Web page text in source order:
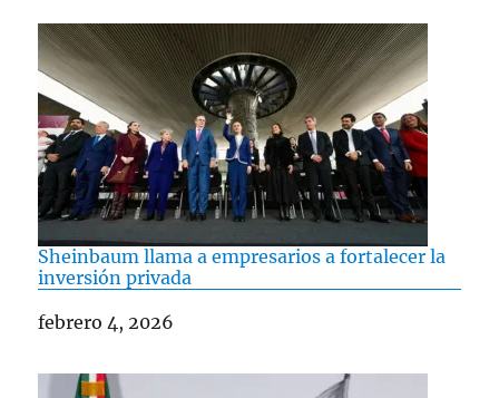
Sheinbaum llama a empresarios a fortalecer la
inversión privada
Fecha
febrero 4, 2026